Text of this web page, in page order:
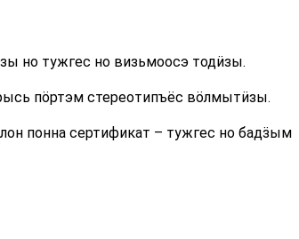
но тужгес но визьмоосэ тодӥзы.
пӧртэм стереотипъёс вӧлмытӥзы.
понна сертификат – тужгес но бадӟым